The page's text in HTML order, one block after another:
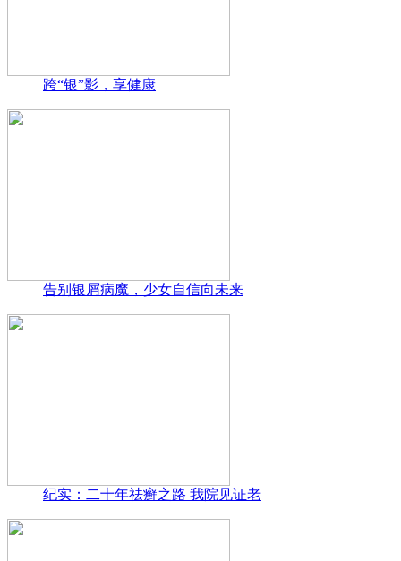
跨“银”影，享健康
告别银屑病魔，少女自信向未来
纪实：二十年祛癣之路 我院见证老